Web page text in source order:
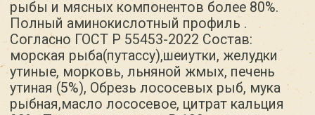
и лосось), а также полезных субпродуктов
(утиная печень и желудки,индюшачьи шеи).
Дополнительно мы добавляем овощи и
клетчатку ( морковь и жмых льна) и
лососевое масло. Такой микс обеспечивает
потребность собаки в белках, жирах и
углеводах, кальции и фосфоре, а также
сбалансирован по витаминному составу
(витамина А, Д, Е)